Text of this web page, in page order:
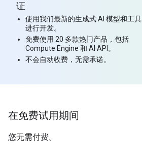
证
使用我们最新的生成式 AI 模型和工具
进行开发。
免费使用 20 多款热门产品，包括
Compute Engine 和 AI API。
不会自动收费，无需承诺。
在免费试用期间
您无需付费。